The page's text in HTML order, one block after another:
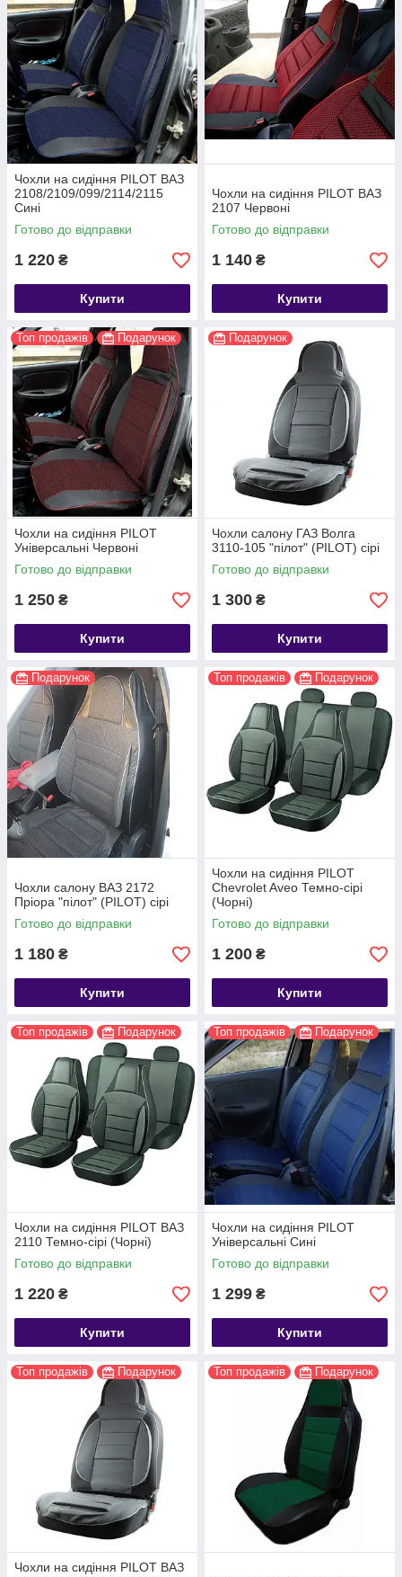
Чохли на сидіння PILOT ВАЗ
2108/2109/099/2114/2115
Сині
Готово до відправки
1 220 ₴
Купити
Чохли на сидіння PILOT ВАЗ
2107 Червоні
Готово до відправки
1 140 ₴
Купити
Топ продажів Подарунок
Чохли на сидіння PILOT
Універсальні Червоні
Готово до відправки
1 250 ₴
Купити
Подарунок
Чохли салону ГАЗ Волга
3110-105 "пілот" (PILOT) сірі
Готово до відправки
1 300 ₴
Купити
Подарунок
Чохли салону ВАЗ 2172
Пріора "пілот" (PILOT) сірі
Готово до відправки
1 180 ₴
Купити
Топ продажів Подарунок
Чохли на сидіння PILOT
Chevrolet Aveo Темно-сірі
(Чорні)
Готово до відправки
1 200 ₴
Купити
Топ продажів Подарунок
Чохли на сидіння PILOT ВАЗ
2110 Темно-сірі (Чорні)
Готово до відправки
1 220 ₴
Купити
Топ продажів Подарунок
Чохли на сидіння PILOT
Універсальні Сині
Готово до відправки
1 299 ₴
Купити
Топ продажів Подарунок
Чохли на сидіння PILOT ВАЗ
Топ продажів Подарунок